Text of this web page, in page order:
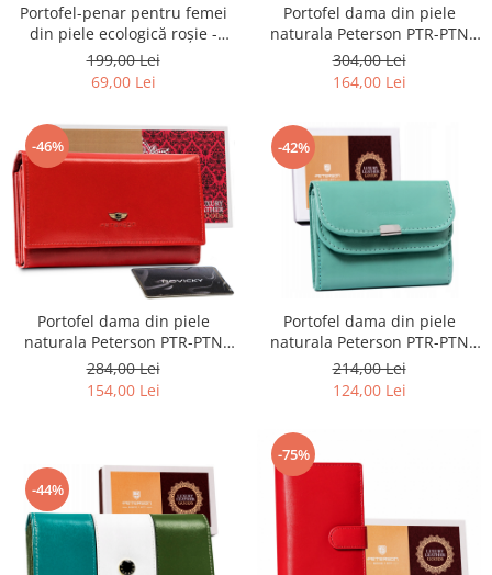
Portofel-penar pentru femei
din piele ecologică roșie -
Rovicky PTR-R-PRK-01-U8-
6338-RED
199,00 Lei
69,00 Lei
Portofel dama din piele
naturala Peterson PTR-PTN
PL-721-1506
304,00 Lei
164,00 Lei
-46%
Portofel dama din piele
naturala Peterson PTR-PTN
438 2-3-1-5989 R
284,00 Lei
154,00 Lei
-42%
Portofel dama din piele
naturala Peterson PTR-PTN
RD-GC02-MCL-4383
214,00 Lei
124,00 Lei
-44%
-75%